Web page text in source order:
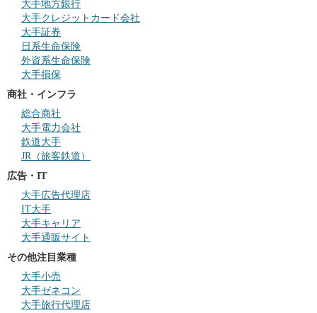
大手地方銀行
大手クレジットカード会社
大手証券
日系生命保険
外資系生命保険
大手損保
商社・インフラ
総合商社
大手電力会社
鉄道大手
JR（旅客鉄道）
広告・IT
大手広告代理店
IT大手
大手キャリア
大手通販サイト
その他注目業種
大手小売
大手ゼネコン
大手旅行代理店